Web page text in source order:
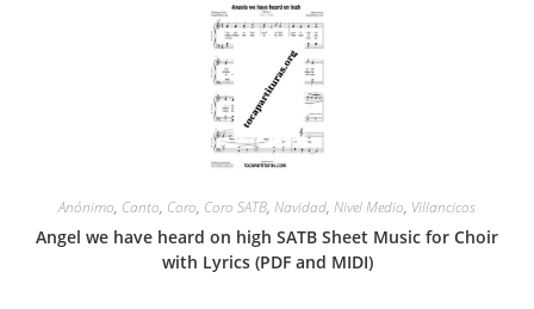
Anónimo, Canto, Coro, Coro SATB, Navidad, Nivel Medio, Villancicos
Angel we have heard on high SATB Sheet Music for Choir
with Lyrics (PDF and MIDI)